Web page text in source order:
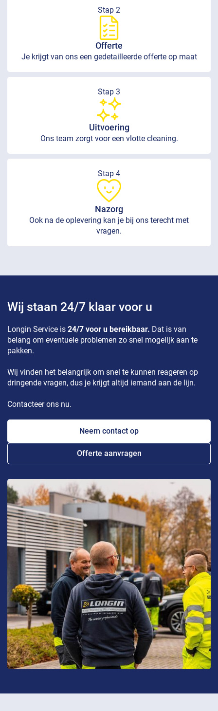
Stap 2
Offerte
Je krijgt van ons een gedetailleerde offerte op maat
Stap 3
Uitvoering
Ons team zorgt voor een vlotte cleaning.
Stap 4
Nazorg
Ook na de oplevering kan je bij ons terecht met
vragen.
Wij staan 24/7 klaar voor u
Longin Service is 24/7 voor u bereikbaar. Dat is van
belang om eventuele problemen zo snel mogelijk aan te
pakken.
Wij vinden het belangrijk om snel te kunnen reageren op
dringende vragen, dus je krijgt altijd iemand aan de lijn.
Contacteer ons nu.
Neem contact op
Offerte aanvragen